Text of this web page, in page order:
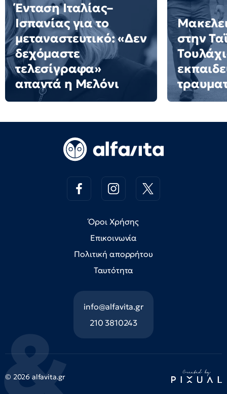
Ένταση Ιταλίας–
Ισπανίας για το
μεταναστευτικό: «Δεν
δεχόμαστε
τελεσίγραφα»
απαντά η Μελόνι
στην
Όροι Χρήσης
Επικοινωνία
Πολιτική απορρήτου
Ταυτότητα
info@alfavita.gr
210 3810243
© 2026 alfavita.gr